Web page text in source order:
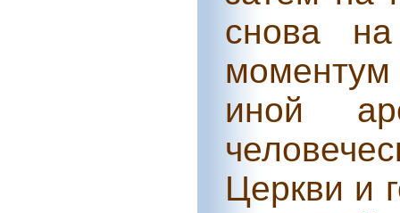
снова
моментум
иной
Церкви и